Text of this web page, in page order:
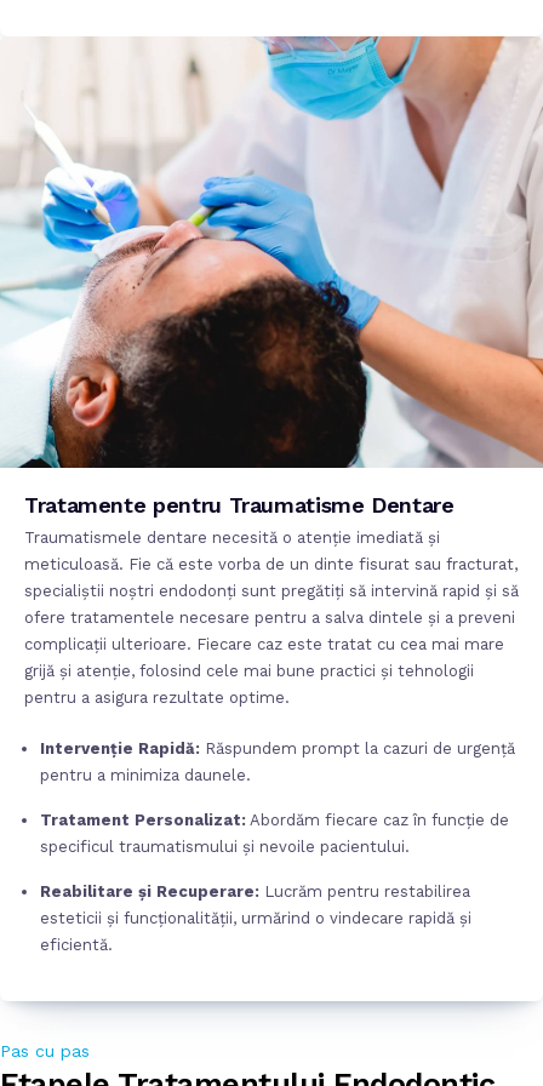
Tratamente pentru Traumatisme Dentare
Traumatismele dentare necesită o atenție imediată și
meticuloasă. Fie că este vorba de un dinte fisurat sau fracturat,
specialiștii noștri endodonți sunt pregătiți să intervină rapid și să
ofere tratamentele necesare pentru a salva dintele și a preveni
complicații ulterioare. Fiecare caz este tratat cu cea mai mare
grijă și atenție, folosind cele mai bune practici și tehnologii
pentru a asigura rezultate optime.
Intervenție Rapidă: Răspundem prompt la cazuri de urgență
pentru a minimiza daunele.
Tratament Personalizat: Abordăm fiecare caz în funcție de
specificul traumatismului și nevoile pacientului.
Reabilitare și Recuperare: Lucrăm pentru restabilirea
esteticii și funcționalității, urmărind o vindecare rapidă și
eficientă.
Pas cu pas
de Tratament
2 3